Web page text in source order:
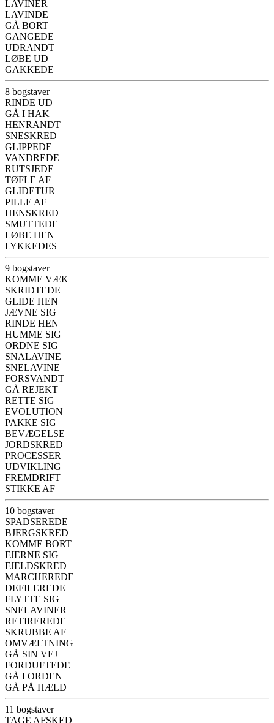
LAVINER
LAVINDE
GÅ BORT
GANGEDE
UDRANDT
LØBE UD
GAKKEDE
8 bogstaver
RINDE UD
GÅ I HAK
HENRANDT
SNESKRED
GLIPPEDE
VANDREDE
RUTSJEDE
TØFLE AF
GLIDETUR
PILLE AF
HENSKRED
SMUTTEDE
LØBE HEN
LYKKEDES
9 bogstaver
KOMME VÆK
SKRIDTEDE
GLIDE HEN
JÆVNE SIG
RINDE HEN
HUMME SIG
ORDNE SIG
SNALAVINE
SNELAVINE
FORSVANDT
GÅ REJEKT
RETTE SIG
EVOLUTION
PAKKE SIG
BEVÆGELSE
JORDSKRED
PROCESSER
UDVIKLING
FREMDRIFT
STIKKE AF
10 bogstaver
SPADSEREDE
BJERGSKRED
KOMME BORT
FJERNE SIG
FJELDSKRED
MARCHEREDE
DEFILEREDE
FLYTTE SIG
SNELAVINER
RETIREREDE
SKRUBBE AF
OMVÆLTNING
GÅ SIN VEJ
FORDUFTEDE
GÅ I ORDEN
GÅ PÅ HÆLD
11 bogstaver
TAGE AFSKED